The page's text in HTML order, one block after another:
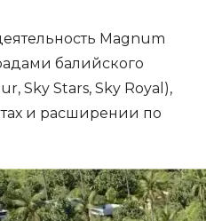
Magnum
балийского
Sky Stars, Sky Royal),
и расширении по